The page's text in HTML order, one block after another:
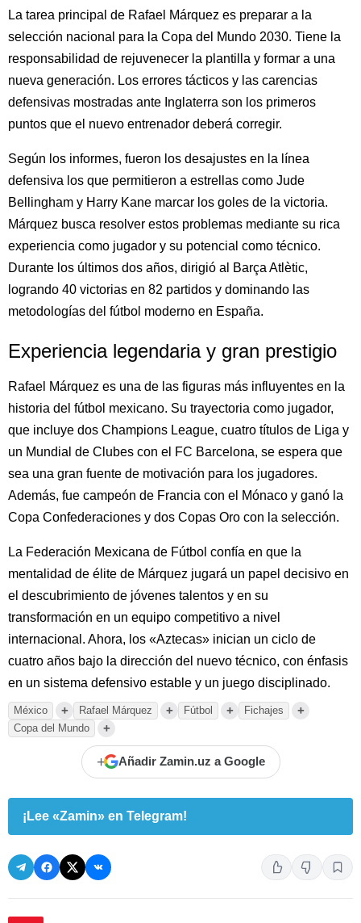
La tarea principal de Rafael Márquez es preparar a la
selección nacional para la Copa del Mundo 2030. Tiene la
responsabilidad de rejuvenecer la plantilla y formar a una
nueva generación. Los errores tácticos y las carencias
defensivas mostradas ante Inglaterra son los primeros
puntos que el nuevo entrenador deberá corregir.
Según los informes, fueron los desajustes en la línea
defensiva los que permitieron a estrellas como Jude
Bellingham y Harry Kane marcar los goles de la victoria.
Márquez busca resolver estos problemas mediante su rica
experiencia como jugador y su potencial como técnico.
Durante los últimos dos años, dirigió al Barça Atlètic,
logrando 40 victorias en 82 partidos y dominando las
metodologías del fútbol moderno en España.
Experiencia legendaria y gran prestigio
Rafael Márquez es una de las figuras más influyentes en la
historia del fútbol mexicano. Su trayectoria como jugador,
que incluye dos Champions League, cuatro títulos de Liga y
un Mundial de Clubes con el FC Barcelona, se espera que
sea una gran fuente de motivación para los jugadores.
Además, fue campeón de Francia con el Mónaco y ganó la
Copa Confederaciones y dos Copas Oro con la selección.
La Federación Mexicana de Fútbol confía en que la
mentalidad de élite de Márquez jugará un papel decisivo en
el descubrimiento de jóvenes talentos y en su
transformación en un equipo competitivo a nivel
internacional. Ahora, los «Aztecas» inician un ciclo de
cuatro años bajo la dirección del nuevo técnico, con énfasis
en un sistema defensivo estable y un juego disciplinado.
México + Rafael Márquez + Fútbol + Fichajes +
Copa del Mundo +
+ Añadir Zamin.uz a Google
¡Lee «Zamin» en Telegram!